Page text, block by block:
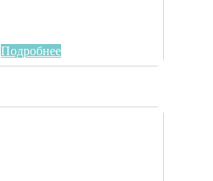
Подробнее